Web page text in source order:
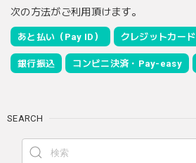
次の方法がご利用頂けます。
あと払い（Pay ID） クレジットカード
銀行振込 コンビニ決済・Pay-easy
SEARCH